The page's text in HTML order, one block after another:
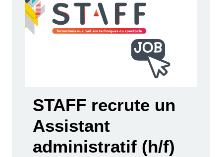
STAFF recrute un
Assistant
administratif (h/f)